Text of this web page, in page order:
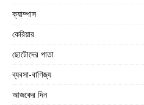
ক্যাম্পাস
কেরিয়ার
ছোটোদের পাতা
ব্যবসা-বাণিজ্য
আজকের দিন